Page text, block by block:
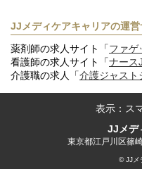
JJメディケアキャリアの運営
薬剤師の求人サイト「ファゲ
看護師の求人サイト「ナース
介護職の求人「介護ジャスト
表示： ス
JJメデ
東京都江戸川区篠
© JJメ